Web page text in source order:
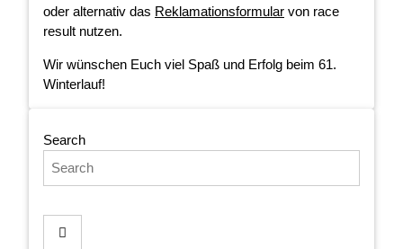
oder alternativ das Reklamationsformular von race
result nutzen.
Wir wünschen Euch viel Spaß und Erfolg beim 61.
Winterlauf!
Search